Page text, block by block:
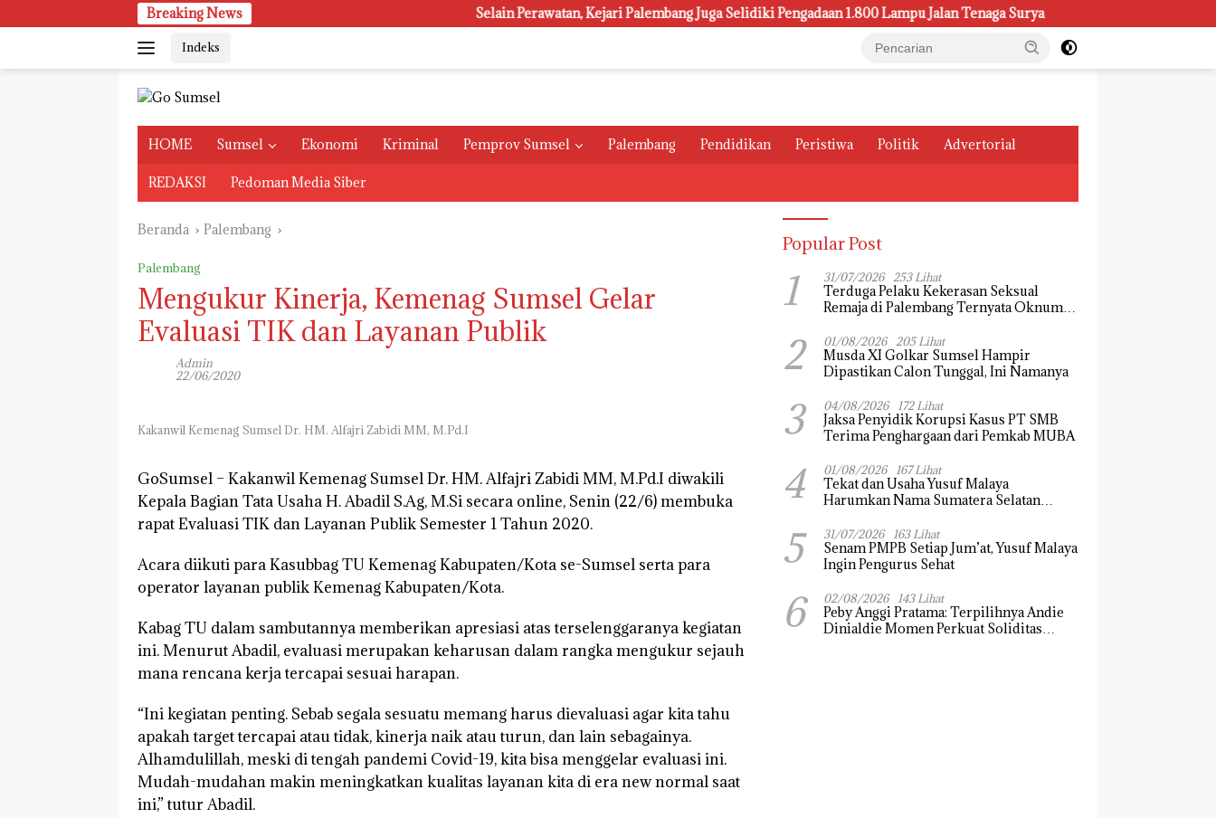
ke
Breaking News Selain Perawatan, Kejari Palembang Juga Selidiki Pengadaan 1.800 Lampu Jalan Tenaga Surya Kasus Pemeliharaan Lampu di
Indeks
HOME Sumsel Ekonomi Kriminal Pemprov Sumsel Palembang Pendidikan Peristiwa Politik Advertorial
REDAKSI Pedoman Media Siber
Beranda Palembang
Palembang
Mengukur Kinerja, Kemenag Sumsel Gelar
Evaluasi TIK dan Layanan Publik
Admin
22/06/2020
Kakanwil Kemenag Sumsel Dr. HM. Alfajri Zabidi MM, M.Pd.I
GoSumsel – Kakanwil Kemenag Sumsel Dr. HM. Alfajri Zabidi MM, M.Pd.I diwakili
Kepala Bagian Tata Usaha H. Abadil S.Ag, M.Si secara online, Senin (22/6) membuka
rapat Evaluasi TIK dan Layanan Publik Semester 1 Tahun 2020.
Acara diikuti para Kasubbag TU Kemenag Kabupaten/Kota se-Sumsel serta para
operator layanan publik Kemenag Kabupaten/Kota.
Kabag TU dalam sambutannya memberikan apresiasi atas terselenggaranya kegiatan
ini. Menurut Abadil, evaluasi merupakan keharusan dalam rangka mengukur sejauh
mana rencana kerja tercapai sesuai harapan.
“Ini kegiatan penting. Sebab segala sesuatu memang harus dievaluasi agar kita tahu
apakah target tercapai atau tidak, kinerja naik atau turun, dan lain sebagainya.
Alhamdulillah, meski di tengah pandemi Covid-19, kita bisa menggelar evaluasi ini.
Mudah-mudahan makin meningkatkan kualitas layanan kita di era new normal saat
ini,” tutur Abadil.
Popular Post
1 31/07/2026 253 Lihat
Terduga Pelaku Kekerasan Seksual
Remaja di Palembang Ternyata Oknum
2 01/08/2026 205 Lihat
Musda XI Golkar Sumsel Hampir
Dipastikan Calon Tunggal, Ini Namanya
3 04/08/2026 172 Lihat
Jaksa Penyidik Korupsi Kasus PT SMB
Terima Penghargaan dari Pemkab MUBA
4 01/08/2026 167 Lihat
Tekat dan Usaha Yusuf Malaya
Harumkan Nama Sumatera Selatan
5 31/07/2026 163 Lihat
Senam PMPB Setiap Jum’at, Yusuf Malaya
Ingin Pengurus Sehat
6 02/08/2026 143 Lihat
Peby Anggi Pratama: Terpilihnya Andie
Dinialdie Momen Perkuat Soliditas